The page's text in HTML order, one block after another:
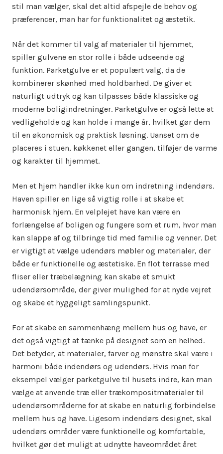
stil man vælger, skal det altid afspejle de behov og
præferencer, man har for funktionalitet og æstetik.
Når det kommer til valg af materialer til hjemmet,
spiller gulvene en stor rolle i både udseende og
funktion. Parketgulve er et populært valg, da de
kombinerer skønhed med holdbarhed. De giver et
naturligt udtryk og kan tilpasses både klassiske og
moderne boligindretninger. Parketgulve er også lette at
vedligeholde og kan holde i mange år, hvilket gør dem
til en økonomisk og praktisk løsning. Uanset om de
placeres i stuen, køkkenet eller gangen, tilføjer de varme
og karakter til hjemmet.
Men et hjem handler ikke kun om indretning indendørs.
Haven spiller en lige så vigtig rolle i at skabe et
harmonisk hjem. En velplejet have kan være en
forlængelse af boligen og fungere som et rum, hvor man
kan slappe af og tilbringe tid med familie og venner. Det
er vigtigt at vælge udendørs møbler og materialer, der
både er funktionelle og æstetiske. En flot terrasse med
fliser eller træbelægning kan skabe et smukt
udendørsområde, der giver mulighed for at nyde vejret
og skabe et hyggeligt samlingspunkt.
For at skabe en sammenhæng mellem hus og have, er
det også vigtigt at tænke på designet som en helhed.
Det betyder, at materialer, farver og mønstre skal være i
harmoni både indendørs og udendørs. Hvis man for
eksempel vælger parketgulve til husets indre, kan man
vælge at anvende træ eller trækompositmaterialer til
udendørsområderne for at skabe en naturlig forbindelse
mellem hus og have. Ligesom indendørs designet, skal
udendørs områder være funktionelle og komfortable,
hvilket gør det muligt at udnytte haveområdet året